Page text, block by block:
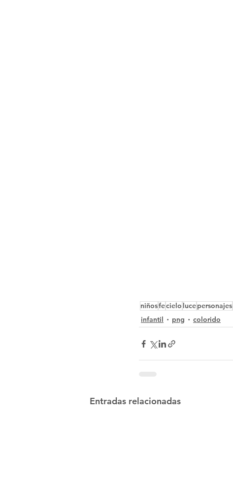
niñosfecielo lucepersonajes
infantil
png colorido
Entradas relacionadas